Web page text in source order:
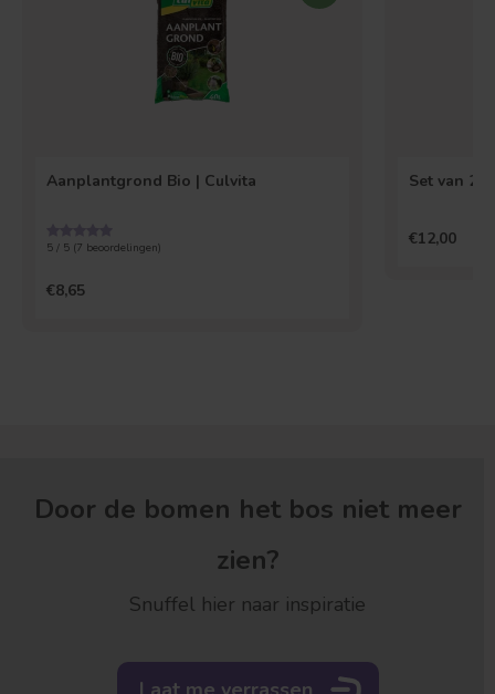
Aanplantgrond Bio | Culvita
5 / 5 (7 beoordelingen)
€8,65
Set van 2
€12,00
Door de bomen het bos niet meer
zien?
Snuffel hier naar inspiratie